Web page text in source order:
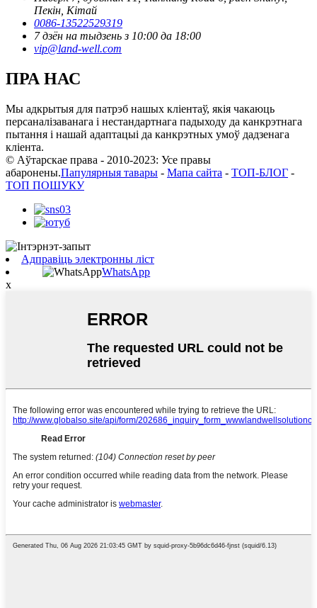
Пекін, Кітай
0086-13522529319
7 дзён на тыдзень з 10:00 да 18:00
vip@land-well.com
ПРА НАС
Мы адкрытыя для патрэб нашых кліентаў, якія чакаюць
персаналізаванага і нестандартнага падыходу да канкрэтнага
пытання і нашай адаптацыі да канкрэтных умоў дадзенага
кліента.
© Аўтарскае права - 2010-2023: Усе правы
абаронены.Папулярныя тавары - Мапа сайта - ТОП-БЛОГ -
ТОП ПОШУКУ
Адправіць электронны ліст
WhatsApp
x